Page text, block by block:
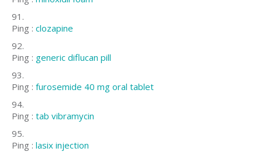
Ping : clozapine
Ping : generic diflucan pill
Ping : furosemide 40 mg oral tablet
Ping : tab vibramycin
Ping : lasix injection